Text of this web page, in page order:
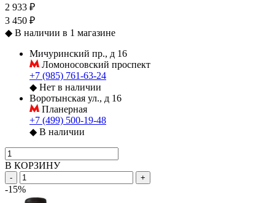
2 933 ₽
3 450 ₽
◆ В наличии в 1 магазине
Мичуринский пр., д 16
Ломоносовский проспект
+7 (985) 761-63-24
◆ Нет в наличии
Воротынская ул., д 16
Планерная
+7 (499) 500-19-48
◆ В наличии
В КОРЗИНУ
- +
-15%